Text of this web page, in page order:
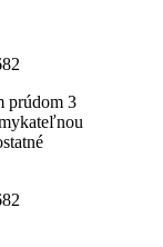
prúdom 3